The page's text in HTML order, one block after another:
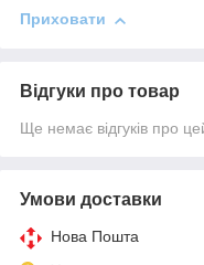
Приховати
Відгуки про товар
Ще немає відгуків про
Умови доставки
Нова Пошта